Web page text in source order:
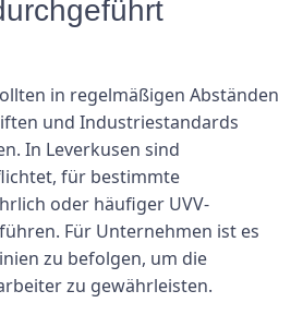
in regelmäßigen Abständen
und Industriestandards
In Leverkusen sind
für bestimmte
oder häufiger UVV-
Für Unternehmen ist es
zu befolgen, um die
zu gewährleisten.